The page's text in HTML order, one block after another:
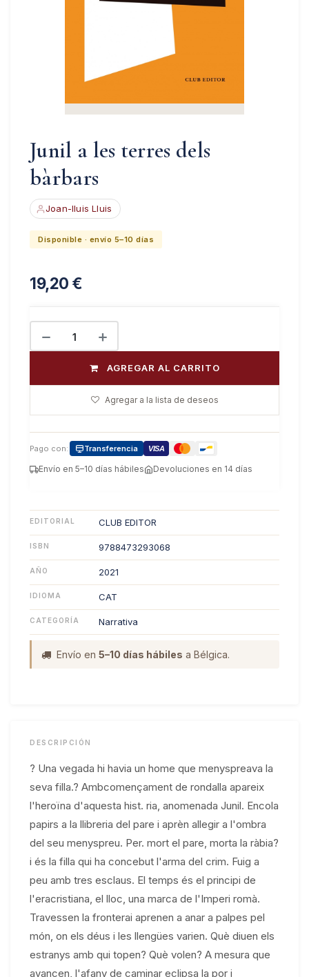
Junil a les terres dels
bàrbars
Joan-lluis Lluis
Disponible · envío 5–10 días
19,20 €
AGREGAR AL CARRITO
Agregar a la lista de deseos
Pago con: Transferencia VISA
Envío en 5–10 días hábiles Devoluciones en 14 días
EDITORIAL CLUB EDITOR
ISBN 9788473293068
AÑO 2021
IDIOMA CAT
CATEGORÍA Narrativa
Envío en 5–10 días hábiles a Bélgica.
DESCRIPCIÓN
? Una vegada hi havia un home que menyspreava la
seva filla.? Ambcomençament de rondalla apareix
l'heroïna d'aquesta hist. ria, anomenada Junil. Encola
papirs a la llibreria del pare i aprèn allegir a l'ombra
del seu menyspreu. Per. mort el pare, morta la ràbia?
i és la filla qui ha concebut l'arma del crim. Fuig a
peu amb tres esclaus. El temps és el principi de
l'eracristiana, el lloc, una marca de l'Imperi romà.
Travessen la fronterai aprenen a anar a palpes pel
món, on els déus i les llengües varien. Què diuen els
estranys amb qui topen? Què volen? A mesura que
avancen, l'afany de caminar eclipsa la por i